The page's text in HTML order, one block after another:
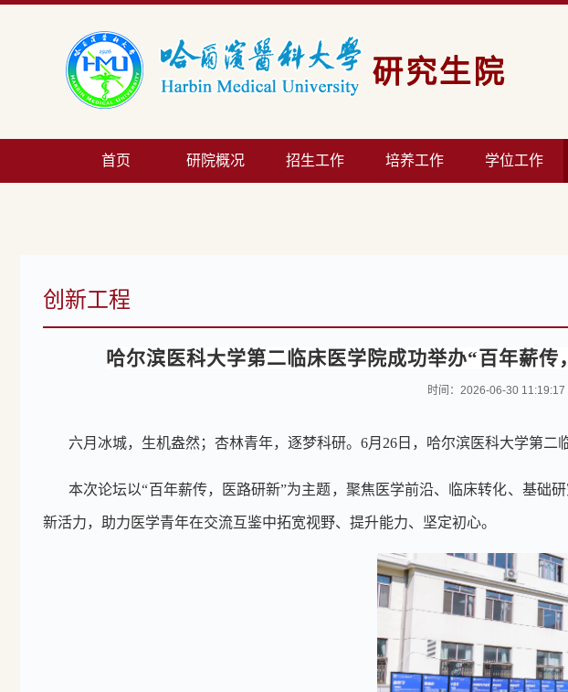
首页 研院概况 招生工作 培养工作 学位工作
创新工程
哈尔滨医科大学第二临床医学院成功举办“百年薪传
时间：2026-06-30
六月冰城，生机盎然；杏林青年，逐梦科研。 6月 26 日，哈尔滨医科大学第二
本次论坛以“百年薪传，医路研新”为主题，聚焦医学前沿、临床转化、基础
新活力，助力医学青年在交流互鉴中拓宽视野、提升能力、坚定初心。